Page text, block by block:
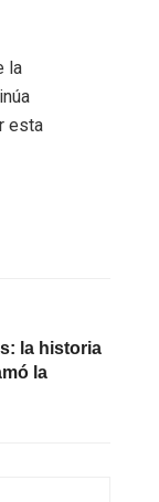
la
esta
la historia
la